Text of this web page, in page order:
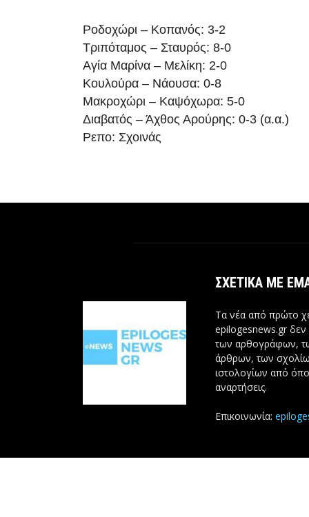
Ροδοχώρι – Κοπανός: 3-2
Τριπόταμος – Σταυρός: 8-0
Αγία Μαρίνα – Μελίκη: 2-0
Κουλούρα – Νάουσα: 0-8
Μακροχώρι – Καψόχωρα: 5-0
Διαβατός – Άχθος Αρούρης: 0-3 (α.α.)
Ρεπο: Σχοινάς
ΣΧΕΤΙΚΆ ΜΕ
Τα νέα από πρώτο
epilogesnews.gr δεν
των αρθογράφων,
άρθρων, των
ιστολογίων από
αναρτήσεις.
Επικοινωνία: